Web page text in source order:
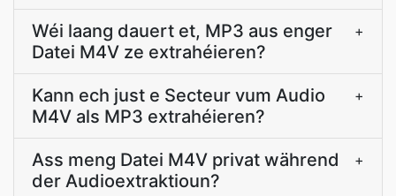
Wéi laang dauert et, MP3 aus enger
Datei M4V ze extrahéieren?
+
Kann ech just e Secteur vum Audio
M4V als MP3 extrahéieren?
+
Ass meng Datei M4V privat während
der Audioextraktioun?
+